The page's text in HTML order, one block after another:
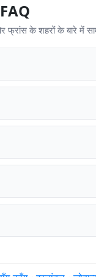
फ्रांस के शहरों के बारे में